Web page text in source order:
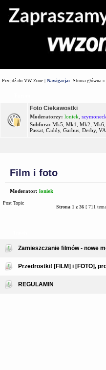
Przejdź do VW Zone | Nawigacja: Strona główna »
Foto Ciekawostki
Moderatorzy: loniek szymoneck
Subfora: Mk5 Mk1 Mk2 Mk6
Passat Caddy, Garbus Derby,
Film i foto
Moderator: loniek
Post Topic
Strona 1 z36 [ 711
Zamieszczanie filmów - nowe
Przedrostki! [FILM] i [FOTO],
REGULAMIN